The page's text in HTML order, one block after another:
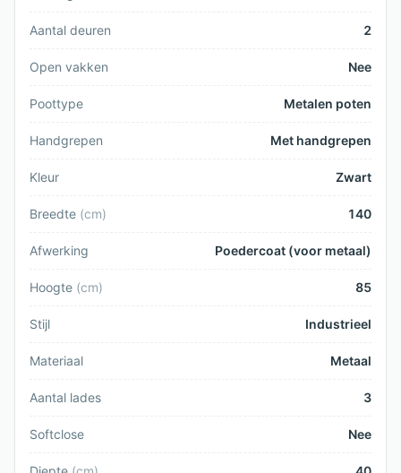
Aantal deuren 2
Open vakken Nee
Poottype Metalen poten
Handgrepen Met handgrepen
Kleur Zwart
Breedte (cm) 140
Afwerking Poedercoat (voor metaal)
Hoogte (cm) 85
Stijl Industrieel
Materiaal Metaal
Aantal lades 3
Softclose Nee